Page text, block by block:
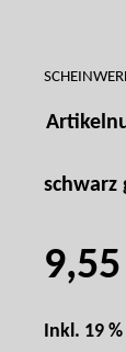
schwarz
Inkl. 19